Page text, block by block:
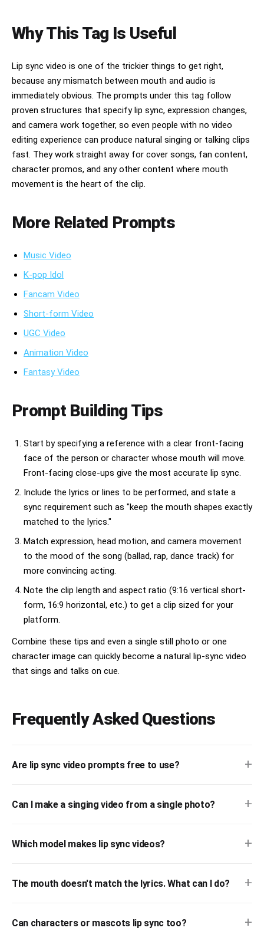
Why This Tag Is Useful
Lip sync video is one of the trickier things to get right,
because any mismatch between mouth and audio is
immediately obvious. The prompts under this tag follow
proven structures that specify lip sync, expression changes,
and camera work together, so even people with no video
editing experience can produce natural singing or talking clips
fast. They work straight away for cover songs, fan content,
character promos, and any other content where mouth
movement is the heart of the clip.
More Related Prompts
Music Video
K-pop Idol
Fancam Video
Short-form Video
UGC Video
Animation Video
Fantasy Video
Prompt Building Tips
Start by specifying a reference with a clear front-facing
face of the person or character whose mouth will move.
Front-facing close-ups give the most accurate lip sync.
Include the lyrics or lines to be performed, and state a
sync requirement such as "keep the mouth shapes exactly
matched to the lyrics."
Match expression, head motion, and camera movement
to the mood of the song (ballad, rap, dance track) for
more convincing acting.
Note the clip length and aspect ratio (9:16 vertical short-
form, 16:9 horizontal, etc.) to get a clip sized for your
platform.
Combine these tips and even a single still photo or one
character image can quickly become a natural lip-sync video
that sings and talks on cue.
Frequently Asked Questions
Are lip sync video prompts free to use? +
Can I make a singing video from a single photo? +
Which model makes lip sync videos? +
The mouth doesn't match the lyrics. What can I do? +
Can characters or mascots lip sync too? +